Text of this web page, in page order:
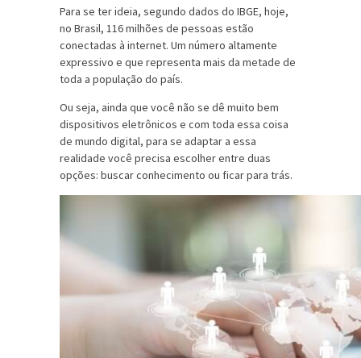
Para se ter ideia, segundo dados do IBGE, hoje,
no Brasil, 116 milhões de pessoas estão
conectadas à internet. Um número altamente
expressivo e que representa mais da metade de
toda a população do país.
Ou seja, ainda que você não se dê muito bem
dispositivos eletrônicos e com toda essa coisa
de mundo digital, para se adaptar a essa
realidade você precisa escolher entre duas
opções: buscar conhecimento ou ficar para trás.